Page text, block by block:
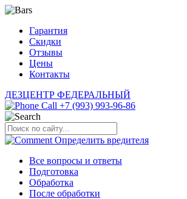
Гарантия
Скидки
Отзывы
Цены
Контакты
ДЕЗЦЕНТР ФЕДЕРАЛЬНЫЙ
+7 (993) 993-96-86
Определить вредителя
Все вопросы и ответы
Подготовка
Обработка
После обработки